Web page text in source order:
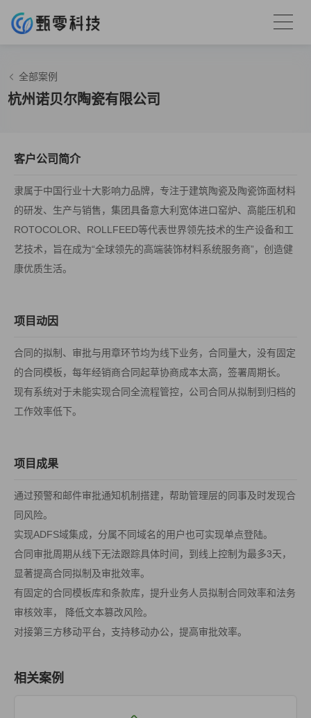
全部案例
杭州诺贝尔陶瓷有限公司
客户公司简介
隶属于中国行业十大影响力品牌，专注于建筑陶瓷及陶瓷饰面材料
的研发、生产与销售，集团具备意大利宽体进口窑炉、高能压机和
ROTOCOLOR、ROLLFEED等代表世界领先技术的生产设备和工
艺技术，旨在成为“全球领先的高端装饰材料系统服务商”，创造健
康优质生活。
项目动因
合同的拟制、审批与用章环节均为线下业务，合同量大，没有固定
的合同模板，每年经销商合同起草协商成本太高，签署周期长。
现有系统对于未能实现合同全流程管控，公司合同从拟制到归档的
工作效率低下。
项目成果
通过预警和邮件审批通知机制搭建，帮助管理层的同事及时发现合
同风险。
实现ADFS域集成，分属不同域名的用户也可实现单点登陆。
合同审批周期从线下无法跟踪具体时间，到线上控制为最多3天，
显著提高合同拟制及审批效率。
有固定的合同模板库和条款库，提升业务人员拟制合同效率和法务
审核效率， 降低文本篡改风险。
对接第三方移动平台，支持移动办公，提高审批效率。
相关案例